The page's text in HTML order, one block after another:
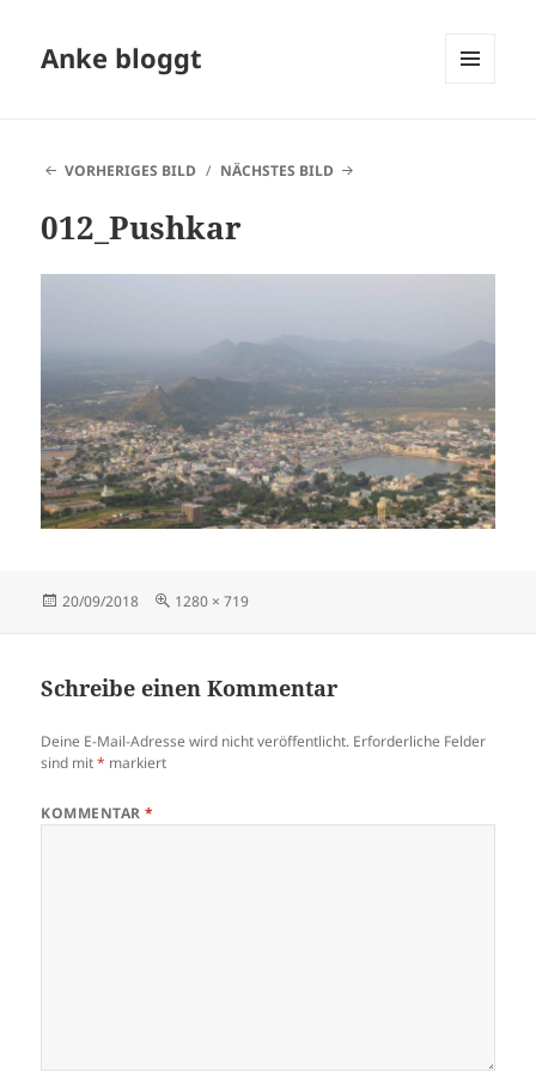
Anke bloggt
VORHERIGES BILD
NÄCHSTES BILD
012_Pushkar
Veröffentlicht
20/09/2018 Originalgröße
1280 × 719
Schreibe einen Kommentar
Deine E-Mail-Adresse wird nicht veröffentlicht. Erforderliche Felder
sind mit* markiert
KOMMENTAR*